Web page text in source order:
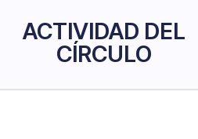
ACTIVIDAD DEL
CÍRCULO